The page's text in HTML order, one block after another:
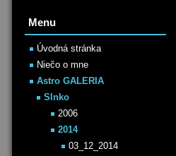
Menu
Úvodná stránka
Niečo o mne
Astro GALERIA
Slnko
2006
2014
03_12_2014